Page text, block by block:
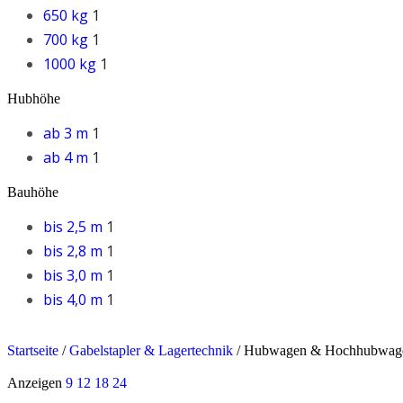
650 kg 1
700 kg 1
1000 kg 1
Hubhöhe
ab 3 m 1
ab 4 m 1
Bauhöhe
bis 2,5 m 1
bis 2,8 m 1
bis 3,0 m 1
bis 4,0 m 1
Startseite / Gabelstapler & Lagertechnik / Hubwagen &
Anzeigen 9 12 18 24